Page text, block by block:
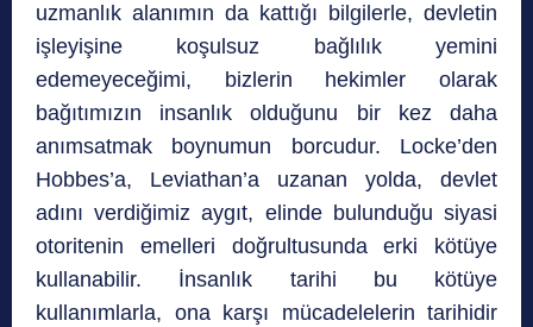
uzmanlık alanımın da kattığı bilgilerle, devletin
işleyişine koşulsuz bağlılık yemini
edemeyeceğimi, bizlerin hekimler olarak
bağıtımızın insanlık olduğunu bir kez daha
anımsatmak boynumun borcudur. Locke’den
Hobbes’a, Leviathan’a uzanan yolda, devlet
adını verdiğimiz aygıt, elinde bulunduğu siyasi
otoritenin emelleri doğrultusunda erki kötüye
kullanabilir. İnsanlık tarihi bu kötüye
kullanımlarla, ona karşı mücadelelerin tarihidir